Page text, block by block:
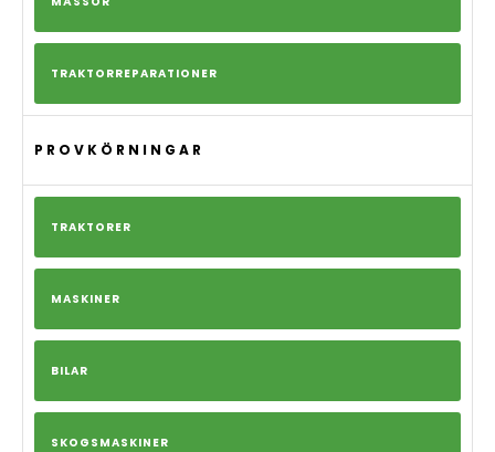
TRAKTORREPARATIONER
PROVKÖRNINGAR
TRAKTORER
MASKINER
BILAR
SKOGSMASKINER